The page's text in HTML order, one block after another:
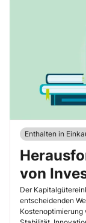
Enthalten in
von
Der
entscheidenden
Kostenoptimierung